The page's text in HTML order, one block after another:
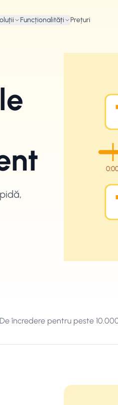
Funcționalități Prețuri
De încredere pentru peste